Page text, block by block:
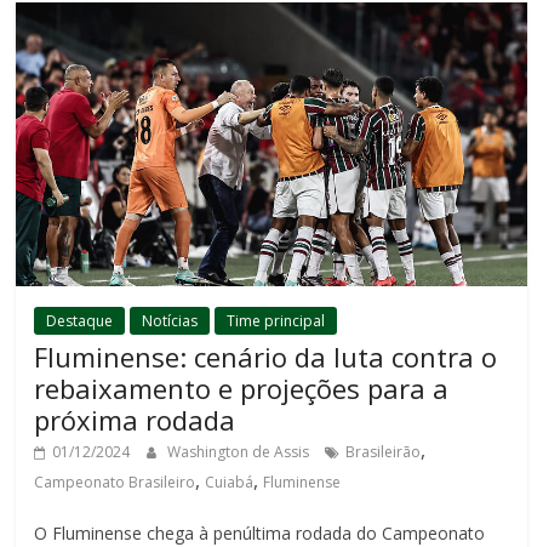
Destaque Notícias Time principal
Fluminense: cenário da luta contra o
rebaixamento e projeções para a
próxima rodada
01/12/2024 Washington de Assis Brasileirão,
Campeonato Brasileiro, Cuiabá, Fluminense
O Fluminense chega à penúltima rodada do Campeonato